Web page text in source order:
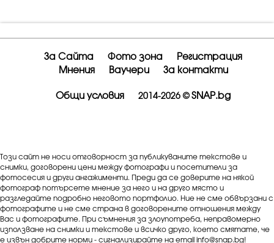
За Сайта Фото зона
Регистрация
Мнения
Ваучери За контакти
Общи условия 2014-2026 © SNAP.bg
Този сайт не носи отговорност за публикуваните текстове и
снимки, договорени цени между фотографи и посетители за
фотосесия и други ангажименти. Преди да се доверите на някой
фотограф потърсете мнение за него и на друго място и
разгледайте подробно неговото портфолио. Ние не сме обвързани с
фотографите и не сме страна в договорените отношения между
Вас и фотографите. При съмнения за злоупотреба, неправомерно
използване на снимки и текстове и всичко друго, което смятате, че
е извън добрите норми - сигнализирайте на email info@snap.bg!